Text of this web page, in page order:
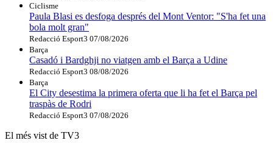
Ciclisme
Paula Blasi es desfoga després del Mont Ventor: "S'ha fet una
bola molt gran"
Redacció Esport3 07/08/2026
Barça
Casadó i Bardghji no viatgen amb el Barça a Udine
Redacció Esport3 08/08/2026
Barça
El City desestima la primera oferta que li ha fet el Barça pel
traspàs de Rodri
Redacció Esport3 07/08/2026
El més vist de TV3